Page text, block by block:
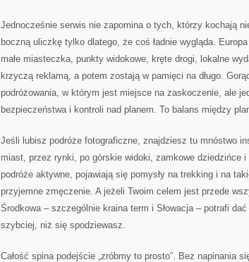
Jednocześnie serwis nie zapomina o tych, którzy kochają
boczną uliczkę tylko dlatego, że coś ładnie wygląda.
małe miasteczka, punkty widokowe, kręte drogi, lokalne
krzyczą reklamą, a potem zostają w pamięci na długo.
podróżowania, w którym jest miejsce na zaskoczenie, ale
bezpieczeństwa i kontroli nad planem. To balans między
Jeśli lubisz podróże fotograficzne, znajdziesz tu mnóstwo
miast, przez rynki, po górskie widoki, zamkowe dziedzińce
podróże aktywne, pojawiają się pomysły na trekking i na
przyjemne zmęczenie. A jeżeli Twoim celem jest przede
Środkowa – szczególnie kraina term i Słowacja – potrafi
szybciej, niż się spodziewasz.
Całość spina podejście „zróbmy to prosto”. Bez napinania